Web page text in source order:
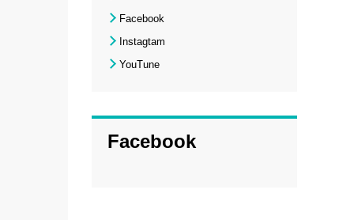
Facebook
Instagtam
YouTune
Facebook